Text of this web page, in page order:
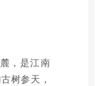
，是江南
树参天，